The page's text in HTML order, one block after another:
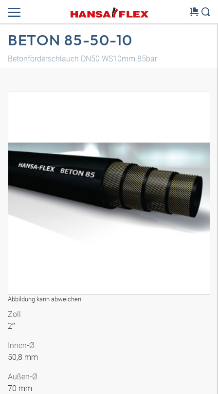
BETON 85-50-10
Betonförderschlauch DN50 WS10mm 85bar
Abbildung kann abweichen
Zoll
2″
Innen-Ø
50,8 mm
Außen-Ø
70 mm